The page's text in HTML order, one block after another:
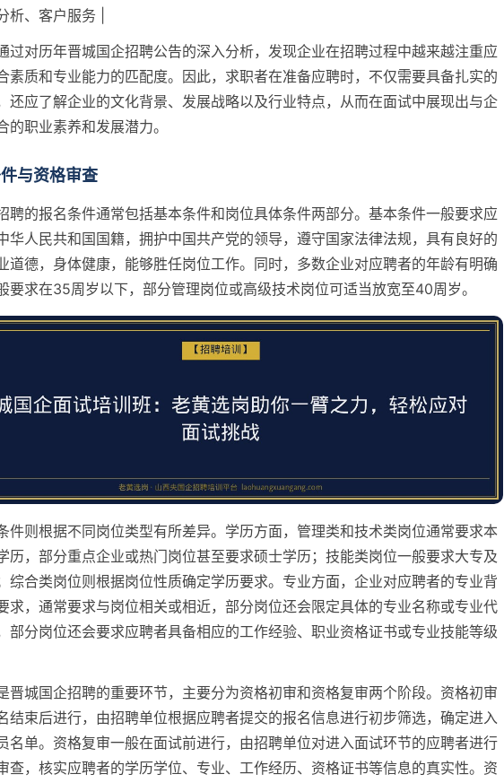
析、客户服务 |
过对历年晋城国企招聘公告的深入分析，发现企业在招聘过程中越来越注重应
素质和专业能力的匹配度。因此，求职者在准备应聘时，不仅需要具备扎实的
还应了解企业的文化背景、发展战略以及行业特点，从而在面试中展现出与企
的职业素养和发展潜力。
与资格审查
聘的报名条件通常包括基本条件和岗位具体条件两部分。基本条件一般要求应
华人民共和国国籍，拥护中国共产党的领导，遵守国家法律法规，具有良好的
道德，身体健康，能够胜任岗位工作。同时，多数企业对应聘者的年龄有明确
要求在35周岁以下，部分管理岗位或高级技术岗位可适当放宽至40周岁。
件则根据不同岗位类型有所差异。学历方面，管理类和技术类岗位通常要求本
历，部分重点企业或热门岗位甚至要求硕士学历；技能类岗位一般要求大专及
综合类岗位则根据岗位性质确定学历要求。专业方面，企业对应聘者的专业背
求，通常要求与岗位相关或相近，部分岗位还会限定具体的专业名称或专业代
部分岗位还会要求应聘者具备相应的工作经验、职业资格证书或专业技能等级
晋城国企招聘的重要环节，主要分为资格初审和资格复审两个阶段。资格初审
结束后进行，由招聘单位根据应聘者提交的报名信息进行初步筛选，确定进入
名单。资格复审一般在面试前进行，由招聘单位对进入面试环节的应聘者进行
查，核实应聘者的学历学位、专业、工作经历、资格证书等信息的真实性。资